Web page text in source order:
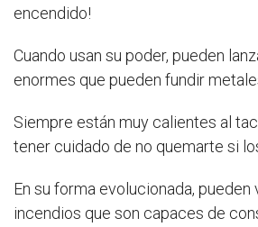
encendido!
Cuando usan su poder, pueden
enormes que pueden fundir
Siempre están muy calientes al
tener cuidado de no quemarte si
En su forma evolucionada, pueden
incendios que son capaces de